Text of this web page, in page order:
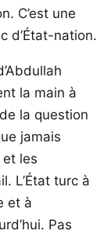
C’est une
d’État-nation.
la main à
la question
jamais
les
L’État turc à
et à
Pas